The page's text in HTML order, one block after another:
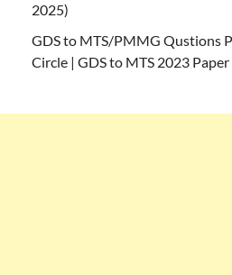
2025)
GDS to MTS/PMMG Qustions
Circle | GDS to MTS 2023